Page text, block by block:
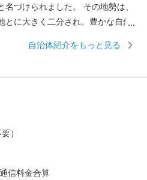
づけられました。 その地勢は、
に大きく二分され、豊かな自然
ぐ「米どころ」として知られてい
8月はじめから11月上旬の降霜の
シコ原産のダリアは、ふるさとメ
自治体紹介をもっと見る
）
信料金合算